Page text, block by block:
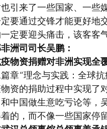
引来了一些国家、一些
要通过交锋才能更好地
定要迎头痛击，该客客
洲司司长吴鹏：
物资捐赠对非洲实现全
“理念与实践：全球抗
资的捐助过程中实现了
中国做生意吃亏论等，
的，而不像一些国家停